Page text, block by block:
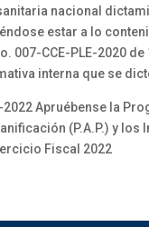
nacional
estar a lo
007-CCE-PLE-2020
interna que se
2022 Apruébense la
(P.A.P.) y los
Fiscal 2022